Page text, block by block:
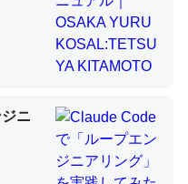
600分の1程度。
題＝「昆虫はなぜ海にいな
素も不足してて両方に不
ニ